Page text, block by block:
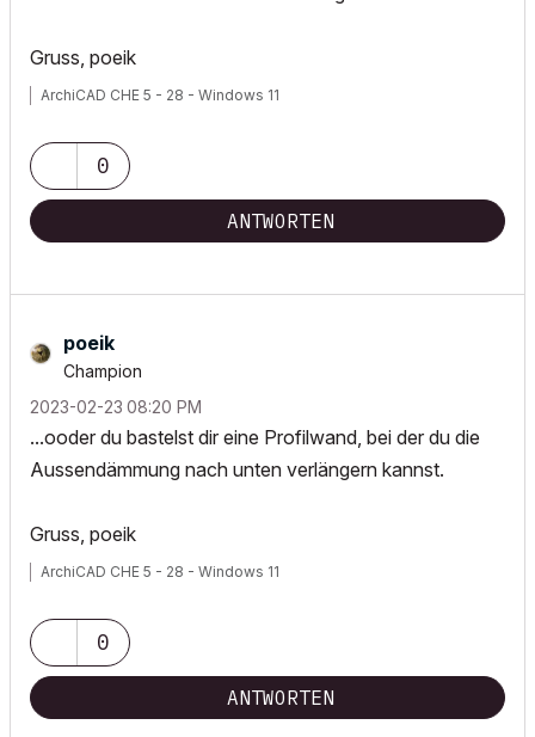
Gruss, poeik
ArchiCAD CHE 5 - 28 - Windows 11
0
ANTWORTEN
poeik
Champion
‎2023-02-23 08:20 PM
...ooder du bastelst dir eine Profilwand, bei der du die
Aussendämmung nach unten verlängern kannst.
Gruss, poeik
ArchiCAD CHE 5 - 28 - Windows 11
0
ANTWORTEN